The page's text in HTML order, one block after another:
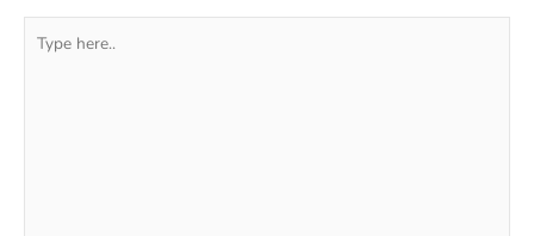
here..